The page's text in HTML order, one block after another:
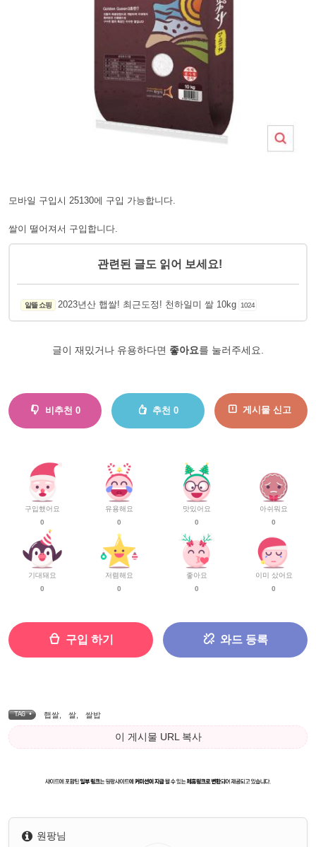
모바일 구입시 25130에 구입 가능합니다.
쌀이 떨어져서 구입합니다.
관련된 글도 읽어 보세요!
알뜰 쇼핑 2023년산 햅쌀! 최근도정! 천하일미 쌀 10kg 1024
글이 재밌거나 유용하다면 좋아요를 눌러주세요.
비추천 0 추천 0 게시물 신고
구입했어요
0
기대돼요
0
유용해요
0
저렴해요
0
맛있어요
0
좋아요
0
아쉬워요
0
이미 샀어요
0
구입 하기 와드 등록
TAG • 햅쌀 쌀 쌀밥
이 게시물 URL 복사
원팡님